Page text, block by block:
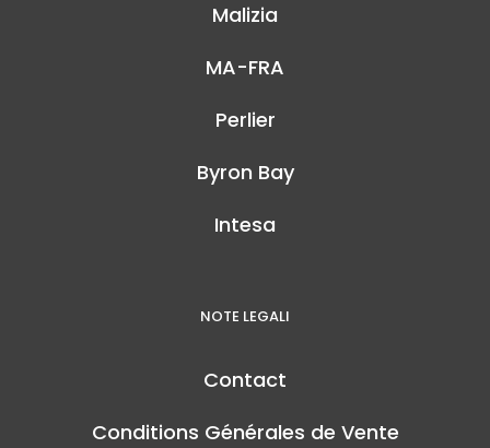
Malizia
MA-FRA
Perlier
Byron Bay
Intesa
NOTE LEGALI
Contact
Conditions Générales de Vente